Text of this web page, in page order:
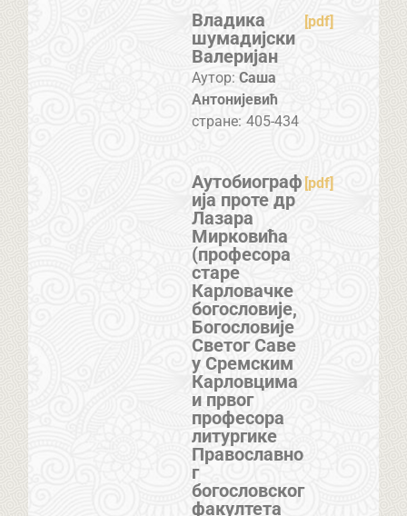
Владика
шумадијски
Валеријан
[pdf]
Аутор: Саша
Антонијевић
стране: 405-434
Аутобиограф
ија проте др
Лазара
Мирковића
(професора
старе
Карловачке
богословије,
Богословије
Светог Саве
у Сремским
Карловцима
и првог
професора
литургике
Православно
г
богословског
факултета
[pdf]